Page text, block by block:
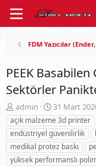
FDM Yazıcılar
PEEK Basabilen
Sektörler
K
o
n
u
y
u
admin
B
a
ş
l
a
n
31 Mart
açık malzeme 3d printer
endüstriyel güvenilirlik
medikal protez baskı
yüksek performanslı